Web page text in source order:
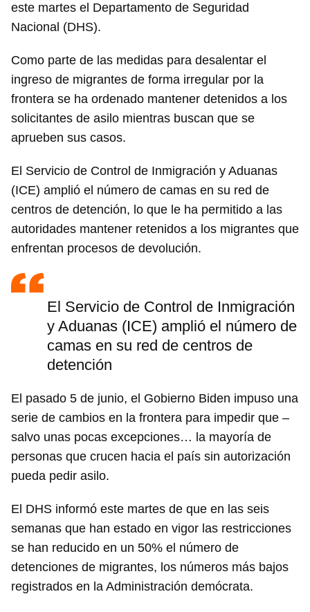
este martes el Departamento de Seguridad
Nacional (DHS).
Como parte de las medidas para desalentar el
ingreso de migrantes de forma irregular por la
frontera se ha ordenado mantener detenidos a los
solicitantes de asilo mientras buscan que se
aprueben sus casos.
El Servicio de Control de Inmigración y Aduanas
(ICE) amplió el número de camas en su red de
centros de detención, lo que le ha permitido a las
autoridades mantener retenidos a los migrantes que
enfrentan procesos de devolución.
El Servicio de Control de Inmigración
y Aduanas (ICE) amplió el número de
camas en su red de centros de
detención
El pasado 5 de junio, el Gobierno Biden impuso una
serie de cambios en la frontera para impedir que –
salvo unas pocas excepciones… la mayoría de
personas que crucen hacia el país sin autorización
pueda pedir asilo.
El DHS informó este martes de que en las seis
semanas que han estado en vigor las restricciones
se han reducido en un 50% el número de
detenciones de migrantes, los números más bajos
registrados en la Administración demócrata.